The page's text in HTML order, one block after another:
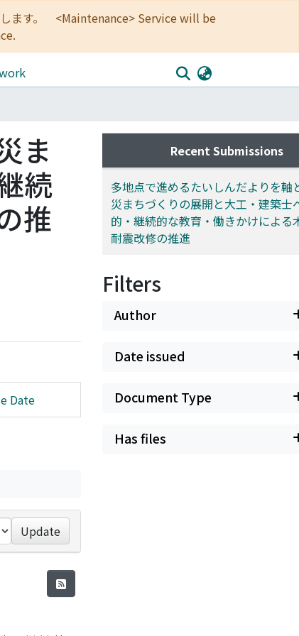
します。 <Maintenance> Service will be
ま
続
推
Date
Update
Recent Submissions
多地点で進めるたいしんだよりを軸
災まちづくりの展開と大工・建築士
的・継続的な教育・働きかけによる
耐震改修の推進
Filters
Author
Date issued
Document Type
Has files